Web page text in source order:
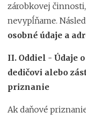
zárobkovej
nevypĺňame.
osobné údaje a
II. Oddiel - Údaje
dedičovi alebo
priznanie
Ak daňové